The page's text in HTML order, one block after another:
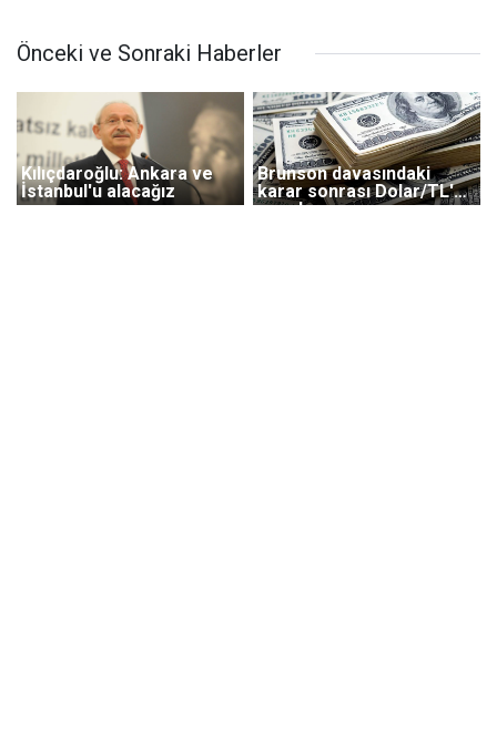
Önceki ve Sonraki Haberler
Kılıçdaroğlu: Ankara ve
İstanbul'u alacağız
Brunson davasındaki
karar sonrası Dolar/TL'de
son durum